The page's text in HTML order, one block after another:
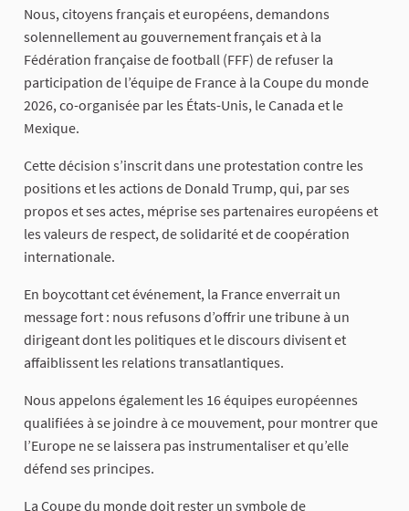
Nous, citoyens français et européens, demandons
solennellement au gouvernement français et à la
Fédération française de football (FFF) de refuser la
participation de l’équipe de France à la Coupe du monde
2026, co-organisée par les États-Unis, le Canada et le
Mexique.
Cette décision s’inscrit dans une protestation contre les
positions et les actions de Donald Trump, qui, par ses
propos et ses actes, méprise ses partenaires européens et
les valeurs de respect, de solidarité et de coopération
internationale.
En boycottant cet événement, la France enverrait un
message fort : nous refusons d’offrir une tribune à un
dirigeant dont les politiques et le discours divisent et
affaiblissent les relations transatlantiques.
Nous appelons également les 16 équipes européennes
qualifiées à se joindre à ce mouvement, pour montrer que
l’Europe ne se laissera pas instrumentaliser et qu’elle
défend ses principes.
La Coupe du monde doit rester un symbole de